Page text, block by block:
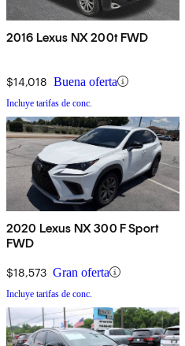
2016 Lexus NX 200t FWD
$14,018 Buena oferta
Incluye tarifas de conc.
2020 Lexus NX 300 F Sport
FWD
$18,573 Gran oferta
Incluye tarifas de conc.